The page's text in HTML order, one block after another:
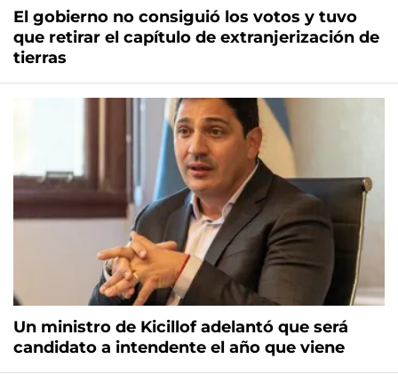
El gobierno no consiguió los votos y tuvo
que retirar el capítulo de extranjerización de
tierras
Un ministro de Kicillof adelantó que será
candidato a intendente el año que viene